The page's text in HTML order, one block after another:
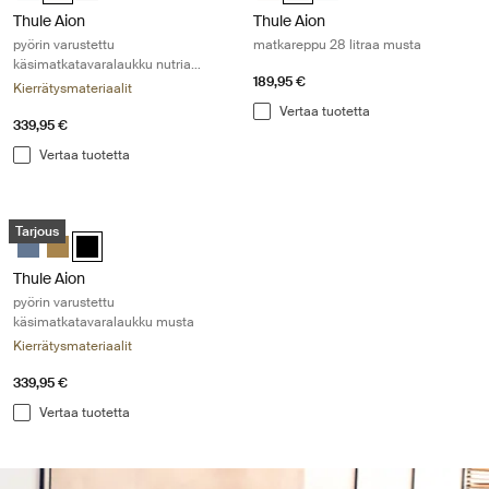
Thule Aion
pyörin varustettu
käsimatkatavaralaukku nutria
ruskea
Kierrätysmateriaalit
339,95 €
Vertaa tuotetta
Thule Aion
matkareppu 28 litraa musta
189,95 €
Vertaa tuotetta
Thule Aion pyörin varustettu käsimatkatavaralaukku musta Black
Tarjous
Thule Aion carry on spinner Tumma liuskekivi
Thule Aion carry on spinner Nutria brown
Thule Aion carry on spinner Musta (selected)
Thule Aion
pyörin varustettu
käsimatkatavaralaukku musta
Kierrätysmateriaalit
339,95 €
Vertaa tuotetta